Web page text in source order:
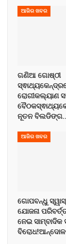
ଆଜିର ଖବର
ଗଣିଆ ଗୋଷ୍ଠୀ
ରୋଗୀକଲ୍ୟାଣ
ନୂତନ
ଆଜିର ଖବର
ଗୋପବନ୍ଧୁ
ଯୋଜନା
ନେଇ ସାମ୍ବାଦିକ